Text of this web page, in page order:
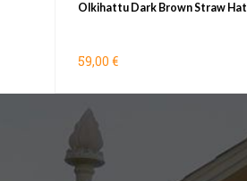
Olkihattu Dark Brown Straw Hat
59,00 €